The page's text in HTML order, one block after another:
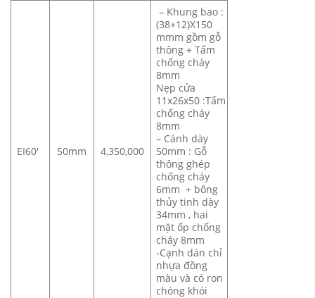
EI60′ 50mm 4,350,000
– Khung bao :
(38+12)X150
mmm gồm gỗ
thông + Tấm
chống cháy
8mm
Nẹp cửa
11x26x50 :Tấm
chống cháy
8mm
– Cánh dày
50mm : Gỗ
thông ghép
chống cháy
6mm + bông
thủy tinh dày
34mm , hai
mặt ốp chống
cháy 8mm
-Cạnh dán chỉ
nhựa đồng
màu và có ron
chóng khói